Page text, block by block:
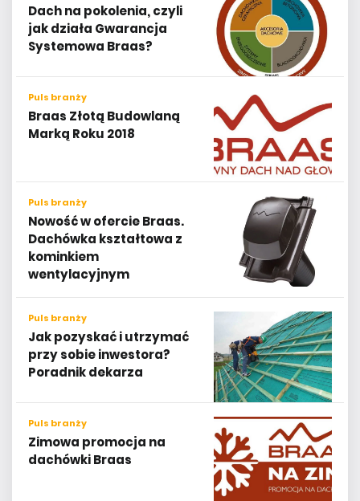
Dach na pokolenia, czyli
jak działa Gwarancja
Systemowa Braas?
Puls branży
Braas Złotą Budowlaną
Marką Roku 2018
Puls branży
Nowość w ofercie Braas.
Dachówka kształtowa z
kominkiem
wentylacyjnym
Puls branży
Jak pozyskać i utrzymać
przy sobie inwestora?
Poradnik dekarza
Puls branży
Zimowa promocja na
dachówki Braas